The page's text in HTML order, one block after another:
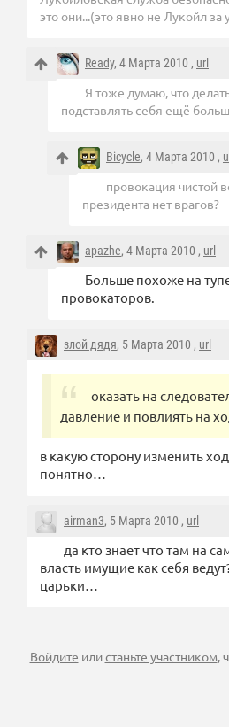
это они...(это явно не Лукойл за
Ready, 4 Марта 2010 , url
Я тоже думаю, что
подставлять себя ещё
Bicycle, 4 Марта 2010 ,
провокация чистой
президента нет врагов?
apazhe, 4 Марта 2010 , url
Больше похоже на
провокаторов.
злой дядя, 5 Марта 2010 , url
оказать на
давление и повлиять на
в какую сторону изменить
понятно…
airman3, 5 Марта 2010 , url
да кто знает что там на
власть имущие как себя
царьки…
Войдите илистаньте участником,